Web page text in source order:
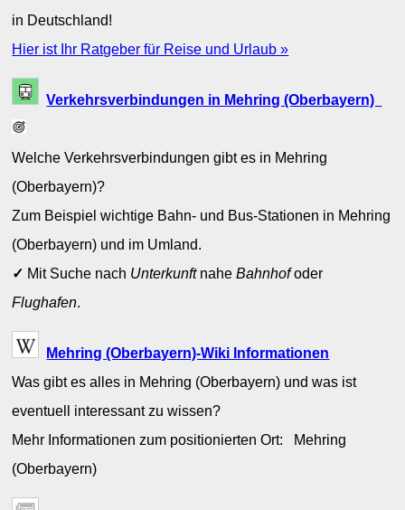
in Deutschland!
Hier ist Ihr Ratgeber für Reise und Urlaub »
Verkehrsverbindungen in Mehring (Oberbayern)
Welche Verkehrsverbindungen gibt es in Mehring
(Oberbayern)?
Zum Beispiel wichtige Bahn- und Bus-Stationen in Mehring
(Oberbayern) und im Umland.
✓ Mit Suche nach UnterkunftnaheBahnhofoder
Flughafen.
Mehring (Oberbayern)-Wiki Informationen
Was gibt es alles in Mehring (Oberbayern) und was ist
eventuell interessant zu wissen?
Mehr Informationen zum positionierten Ort: Mehring
(Oberbayern)